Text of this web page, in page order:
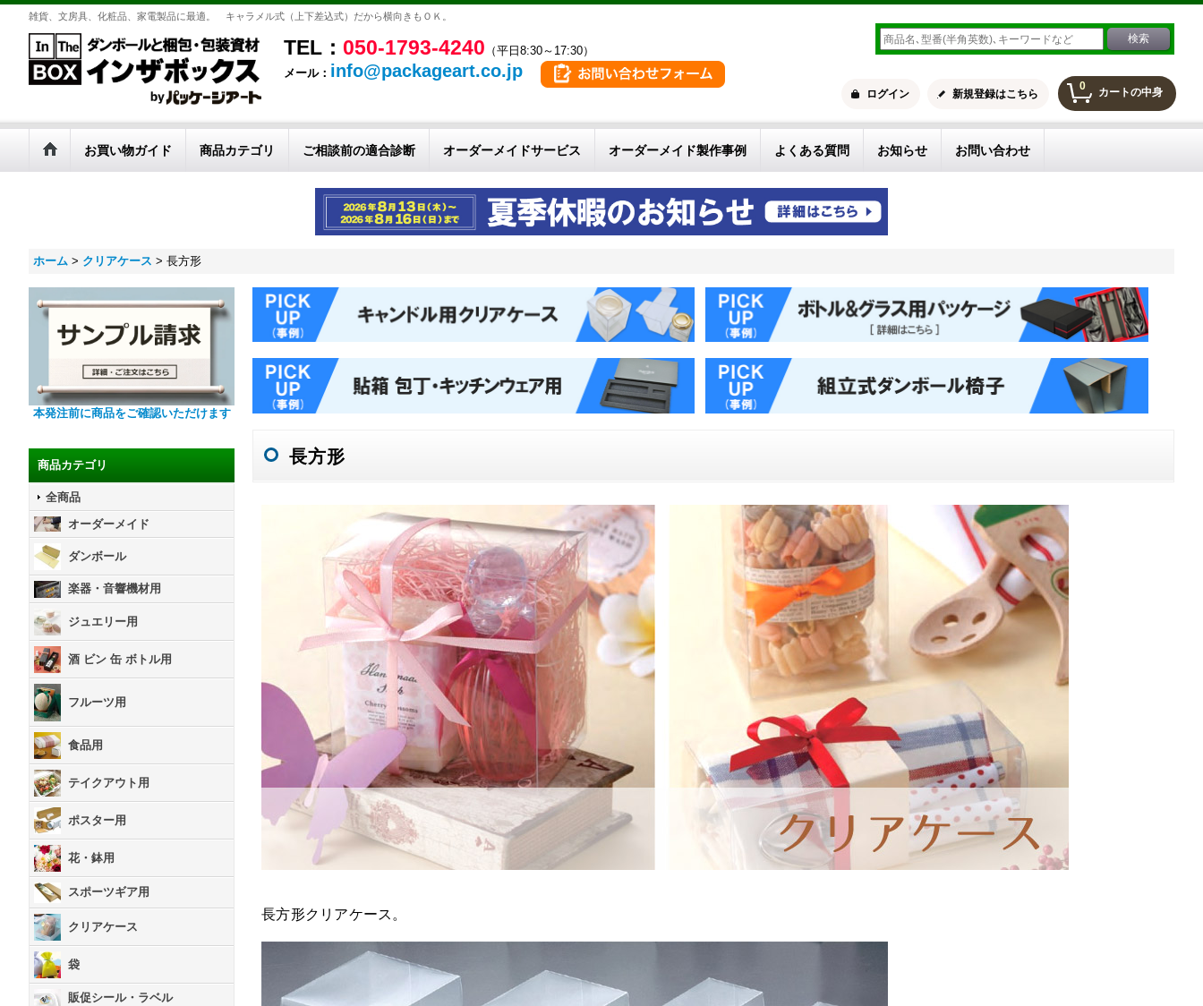
雑貨、文房具、化粧品、家電製品に最適。 キャラメル式（上下差込式）だから横向きもＯＫ。
TEL： 050-1793-4240 （平日8:30～17:30）
メール： info@packageart.co.jp
0 カートの中身
ログイン 新規登録はこちら
お買い物ガイド 商品カテゴリ ご相談前の適合診断 オーダーメイドサービス オーダーメイド製作事例 よくある質問 お知らせ お問い合わせ
ホーム > クリアケース > 長方形
本発注前に商品をご確認いただけます
商品カテゴリ
全商品
オーダーメイド
ダンボール
楽器・音響機材用
ジュエリー用
酒 ビン 缶 ボトル用
フルーツ用
食品用
テイクアウト用
ポスター用
花・鉢用
スポーツギア用
クリアケース
袋
販促シール・ラベル
長方形
長方形クリアケース。